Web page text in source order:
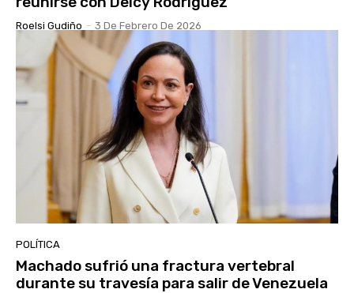
Roelsi Gudiño - 3 De Febrero De 2026
POLÍTICA
Machado sufrió una fractura vertebral
durante su travesía para salir de Venezuela